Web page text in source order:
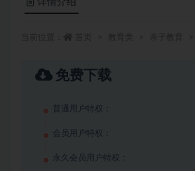
详情介绍
免费下载
普通用户特权：
会员用户特权：
永久会员用户特权：